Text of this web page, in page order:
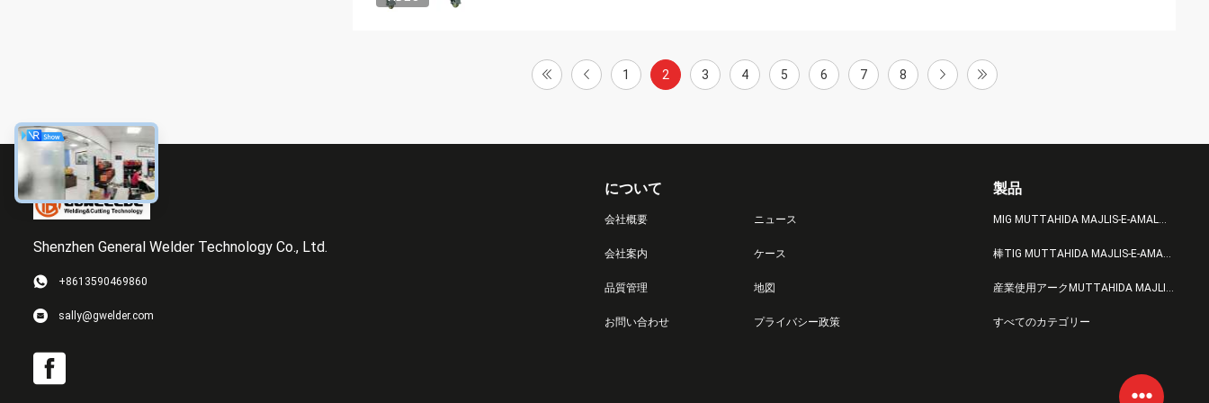
1 2 3 4 5 6 7 8
Shenzhen General Welder Technology Co., Ltd.
+8613590469860
sally@gwelder.com
について
会社概要
会社案内
品質管理
お問い合わせ
ニュース
ケース
地図
プライバシー政策
製品
MIG MUTTAHIDA MAJLIS-E-AMALの溶接工
棒TIG MUTTAHIDA MAJLIS-E-AMALの溶接工
産業使用アークMUTTAHIDA MAJLIS-E-AMALの溶接工
すべてのカテゴリー